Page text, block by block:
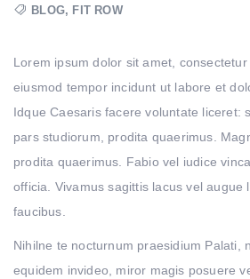
BLOG, FIT ROW
Lorem ipsum dolor sit amet,
eiusmod tempor incidunt ut labore et
Idque Caesaris facere voluntate liceret:
pars studiorum, prodita quaerimus.
prodita quaerimus. Fabio vel iudice
officia. Vivamus sagittis lacus vel augue
faucibus.
Nihilne te nocturnum praesidium Palati,
equidem invideo, miror magis posuere